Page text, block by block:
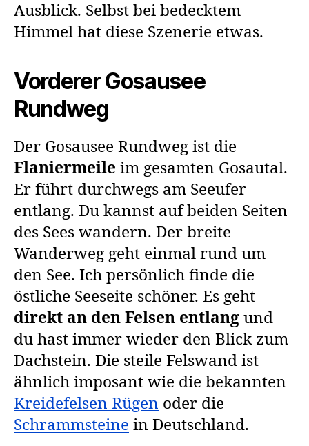
Ausblick. Selbst bei bedecktem
Himmel hat diese Szenerie etwas.
Vorderer Gosausee
Rundweg
Der Gosausee Rundweg ist die
Flaniermeile im gesamten Gosautal.
Er führt durchwegs am Seeufer
entlang. Du kannst auf beiden Seiten
des Sees wandern. Der breite
Wanderweg geht einmal rund um
den See. Ich persönlich finde die
östliche Seeseite schöner. Es geht
direkt an den Felsen entlang und
du hast immer wieder den Blick zum
Dachstein. Die steile Felswand ist
ähnlich imposant wie die bekannten
Kreidefelsen Rügen oder die
Schrammsteine in Deutschland.